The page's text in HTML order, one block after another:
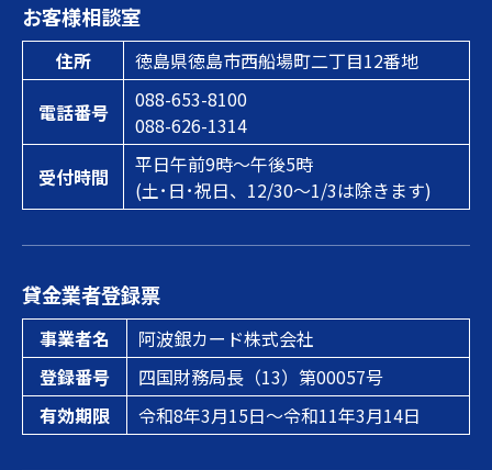
お客様相談室
住所
徳島県徳島市西船場町二丁目12番地
電話番号
088-653-8100
088-626-1314
受付時間
平日午前9時～午後5時
(土･日･祝日、12/30～1/3は除きます)
貸金業者登録票
事業者名
阿波銀カード株式会社
登録番号
四国財務局長（13）第00057号
有効期限
令和8年3月15日～令和11年3月14日